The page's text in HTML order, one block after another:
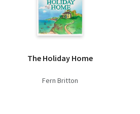
The Holiday Home
Fern Britton